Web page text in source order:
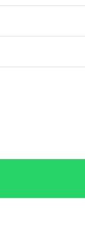
perfurou.
e cuida do processo.